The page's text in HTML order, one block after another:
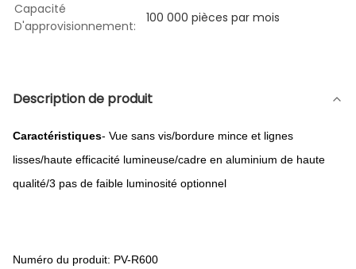
Capacité
D'approvisionnement:
100 000 pièces par mois
Description de produit
Caractéristiques- Vue sans vis/bordure mince et lignes
lisses/haute efficacité lumineuse/cadre en aluminium de haute
qualité/3 pas de faible luminosité optionnel
Numéro du produit: PV-R600